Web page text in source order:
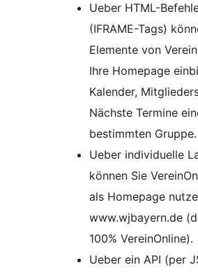
Ueber HTML-
(IFRAME-Tags)
Elemente von
Ihre Homepage
Kalender,
Nächste Termine
bestimmten Gruppe.
Ueber individuelle
können Sie
als Homepage
www.wjbayern.de
100% VereinOnline).
Ueber ein API (per